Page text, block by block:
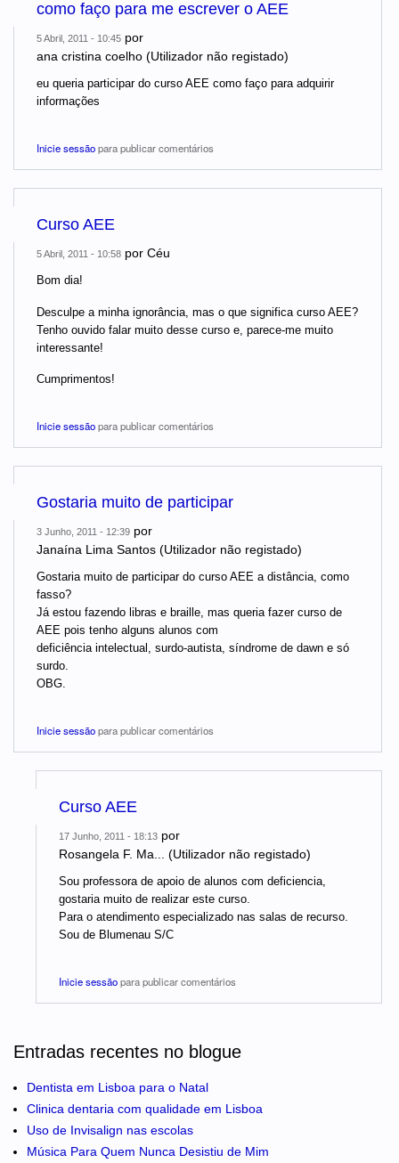
como faço para me escrever o AEE
5 Abril, 2011 - 10:45 por
ana cristina coelho (Utilizador não registado)
eu queria participar do curso AEE como faço para adquirir
informações
Inicie sessãopara publicar comentários
Curso AEE
5 Abril, 2011 - 10:58 por Céu
Bom dia!
Desculpe a minha ignorância, mas o que significa curso AEE?
Tenho ouvido falar muito desse curso e, parece-me muito
interessante!
Cumprimentos!
Inicie sessãopara publicar comentários
Gostaria muito de participar
3 Junho, 2011 - 12:39 por
Janaína Lima Santos (Utilizador não registado)
Gostaria muito de participar do curso AEE a distância, como
fasso?
Já estou fazendo libras e braille, mas queria fazer curso de
AEE pois tenho alguns alunos com
deficiência intelectual, surdo-autista, síndrome de dawn e só
surdo.
OBG.
Inicie sessãopara publicar comentários
Curso AEE
17 Junho, 2011 - 18:13 por
Rosangela F. Ma... (Utilizador não registado)
Sou professora de apoio de alunos com deficiencia,
gostaria muito de realizar este curso.
Para o atendimento especializado nas salas de recurso.
Sou de Blumenau S/C
Inicie sessãopara publicar comentários
Entradas recentes no blogue
Dentista em Lisboa para o Natal
Clinica dentaria com qualidade em Lisboa
Uso de Invisalign nas escolas
Música Para Quem Nunca Desistiu de Mim